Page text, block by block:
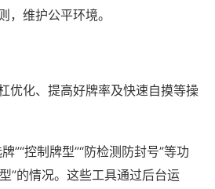
维护公平环境。
优化、提高好牌率及快速自摸等操
”“控制牌型”“防检测防封号”等功
”的情况。这些工具通过后台运